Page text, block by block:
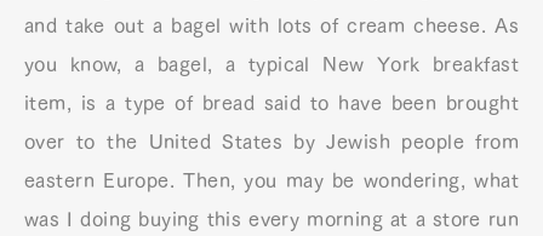
and take out a bagel with lots of cream cheese. As
you know, a bagel, a typical New York breakfast
item, is a type of bread said to have been brought
over to the United States by Jewish people from
eastern Europe. Then, you may be wondering, what
was I doing buying this every morning at a store run